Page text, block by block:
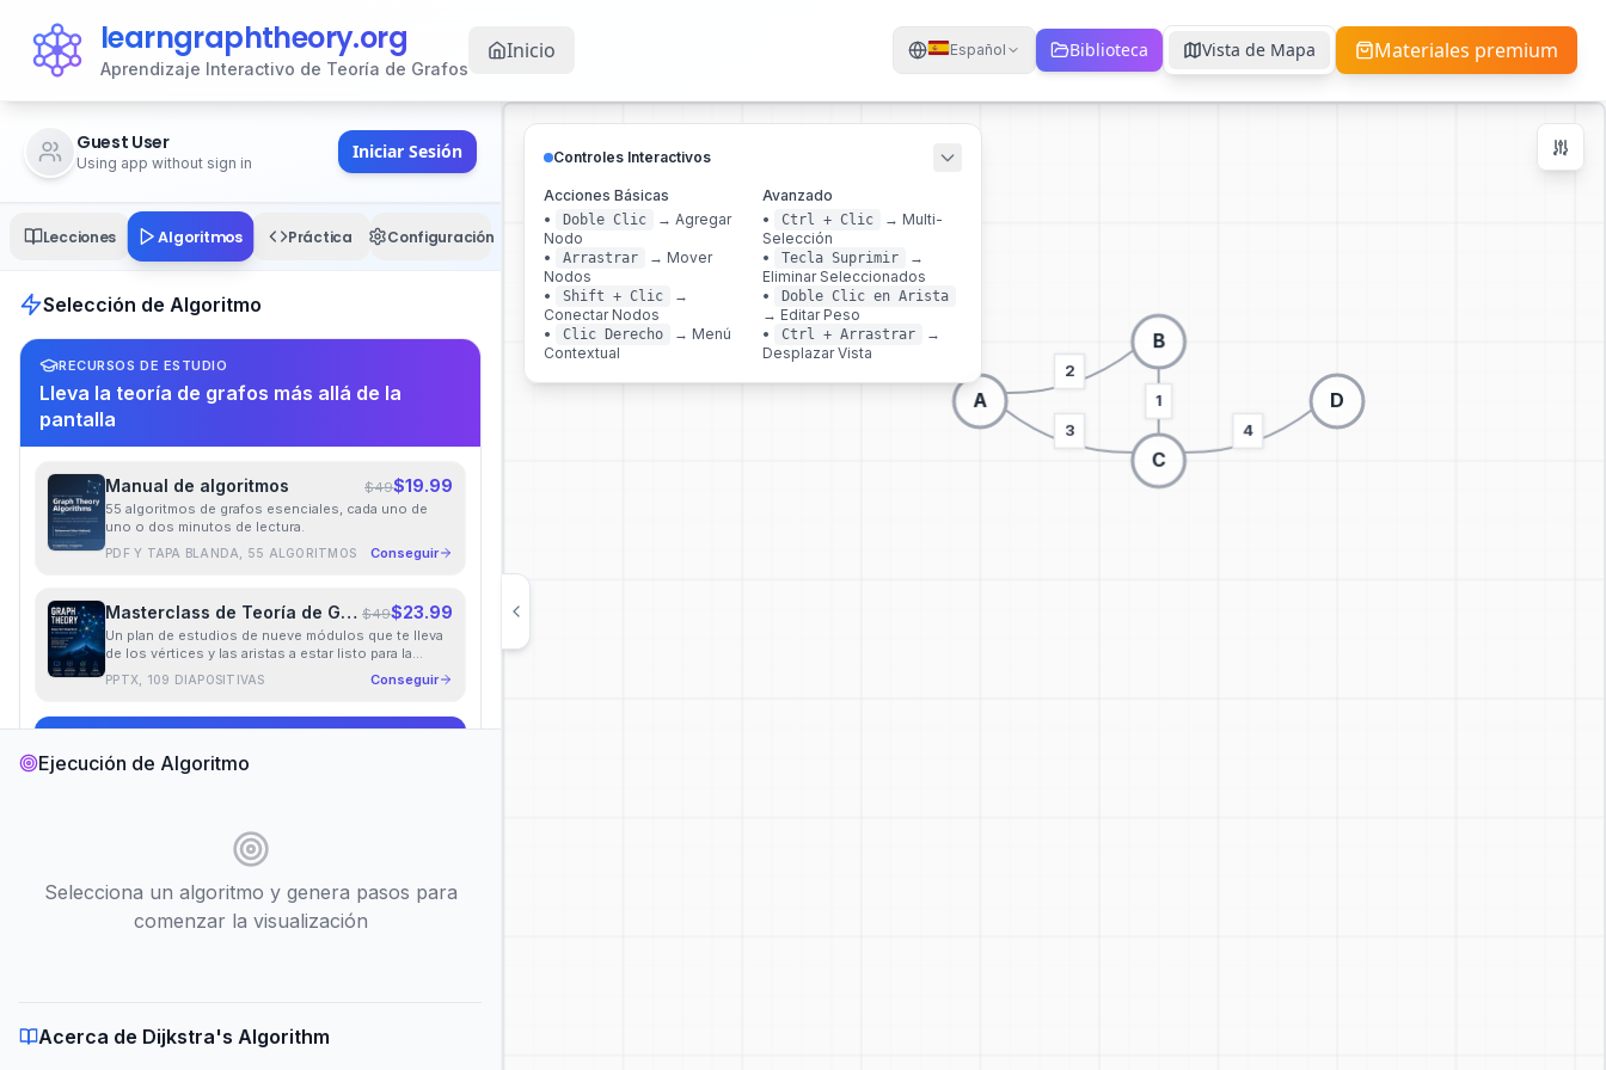
learngraphtheory.org
Aprendizaje Interactivo de Teoría de Grafos
Inicio Español Biblioteca Vista de Mapa Materiales premium
Guest User
Using app without sign in
Iniciar Sesión
Lecciones Algoritmos Práctica Configuración
Selección de Algoritmo
RECURSOS DE ESTUDIO
Lleva la teoría de grafos más allá de la
pantalla
Manual de algoritmos $49$19.99
55 algoritmos de grafos esenciales, cada uno de
uno o dos minutos de lectura.
PDF Y TAPA BLANDA, 55 ALGORITMOS Conseguir
Masterclass de Teoría de Grafos
$49$23.99
Un plan de estudios de nueve módulos que te lleva
de los vértices y las aristas a estar listo para la
entrevista.
PPTX, 109 DIAPOSITIVAS Conseguir
Ejecución de Algoritmo
Selecciona un algoritmo y genera pasos para
comenzar la visualización
Acerca de Dijkstra's Algorithm
Controles Interactivos
Acciones Básicas
•
Doble Clic → Agregar
Nodo
•
Arrastrar → Mover
Nodos
•
Shift + Clic
→
Conectar Nodos
•
Clic Derecho → Menú
Contextual
Avanzado
•
Ctrl + Clic → Multi-
Selección
•
Tecla Suprimir
→
Eliminar Seleccionados
•
Doble Clic en Arista
→ Editar Peso
•
Ctrl + Arrastrar
→
Desplazar Vista
Centrar